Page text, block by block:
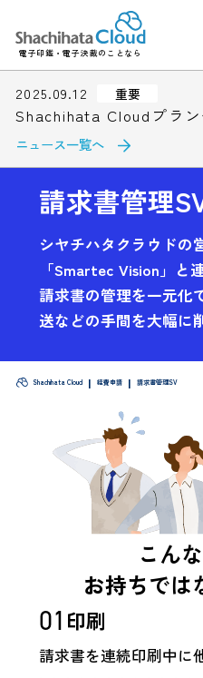
電子印鑑・電子決裁のことなら
2025.09.12 重要
Shachihata Cloudプラ
ニュース一覧へ
請求書管理
シヤチハタクラウドの
「Smartec Vision」と
請求書の管理を一元化
送などの手間を大幅に
Shachihata Cloud 経費申請 請求書管理SV
こん
お持ちでは
01 印刷
請求書を連続印刷中に